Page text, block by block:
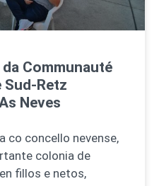
Communauté
Sud-Retz
Neves
co concello nevense,
colonia de
fillos e netos,